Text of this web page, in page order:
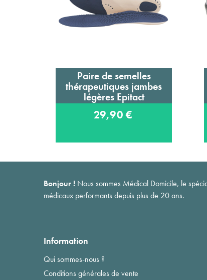
Ajouter au panier
Paire de semelles
thérapeutiques jambes
légères Epitact
29,90 €
Bonjour ! Nous sommes Médical Domicile, le
médicaux performants depuis plus de 20 ans.
Information
Qui sommes-nous ?
Conditions générales de vente